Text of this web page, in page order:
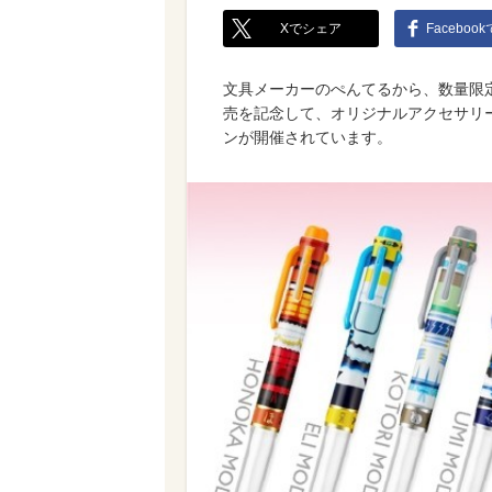
Xでシェア Facebook
文具メーカーのぺんてるから、数量
売を記念して、オリジナルアクセサ
ンが開催されています。